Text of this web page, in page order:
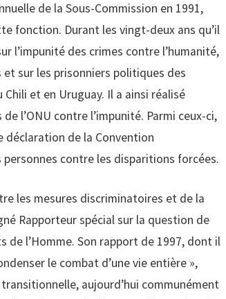
de la Sous-Commission en 1991,
fonction. Durant les vingt-deux ans qu’il
l’impunité des crimes contre l’humanité,
sur les prisonniers politiques des
et en Uruguay. Il a ainsi réalisé
l’ONU contre l’impunité. Parmi ceux-ci,
déclaration de la Convention
contre les disparitions forcées.
les mesures discriminatoires et de la
Rapporteur spécial sur la question de
l’Homme. Son rapport de 1997, dont il
le combat d’une vie entière »,
aujourd’hui communément